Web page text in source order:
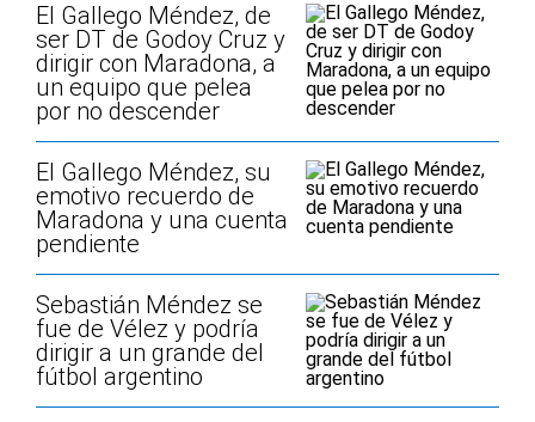
El Gallego Méndez, de
ser DT de Godoy Cruz y
dirigir con Maradona, a
un equipo que pelea
por no descender
El Gallego Méndez, su
emotivo recuerdo de
Maradona y una cuenta
pendiente
Sebastián Méndez se
fue de Vélez y podría
dirigir a un grande del
fútbol argentino